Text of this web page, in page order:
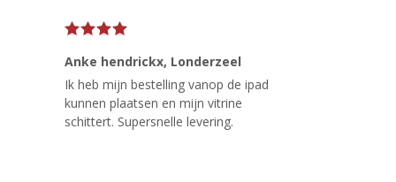
Anke hendrickx, Londerzeel
Ik heb mijn bestelling vanop de ipad
kunnen plaatsen en mijn vitrine
schittert. Supersnelle levering.